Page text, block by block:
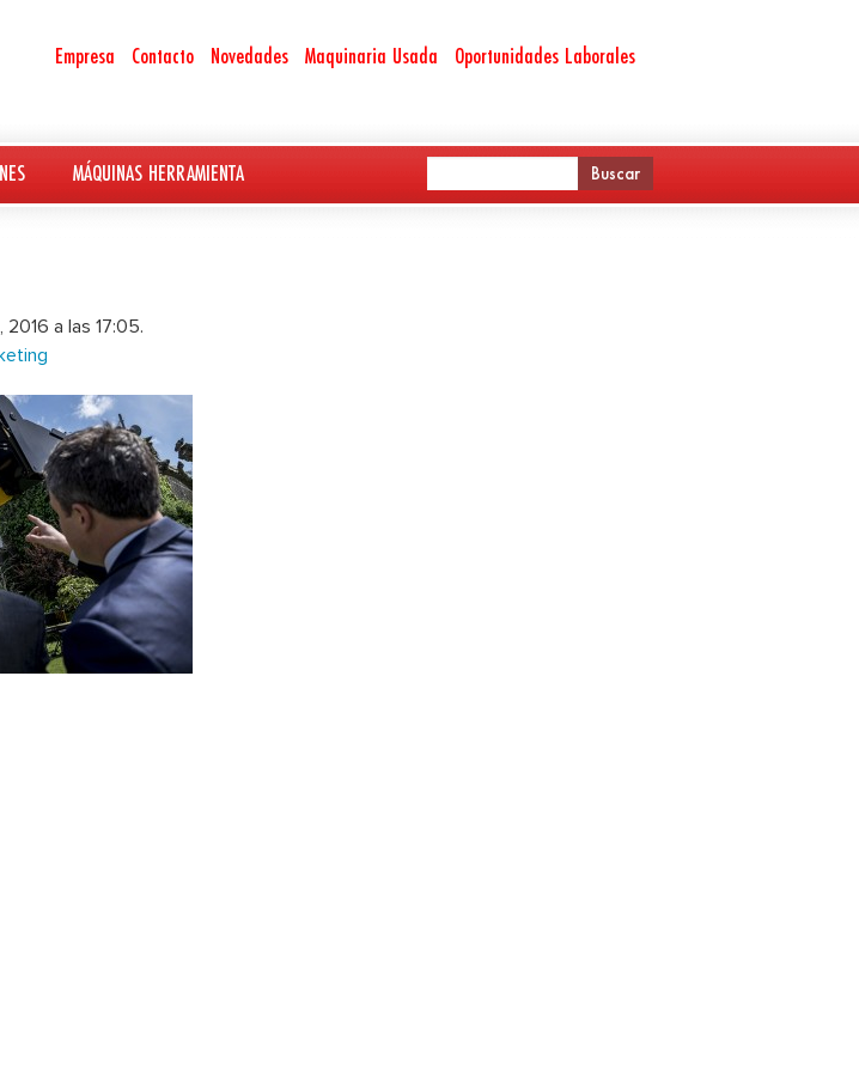
Empresa Contacto Novedades Maquinaria Usada Oportunidades Laborales
MÁQUINAS HERRAMIENTA
a las 17:05.